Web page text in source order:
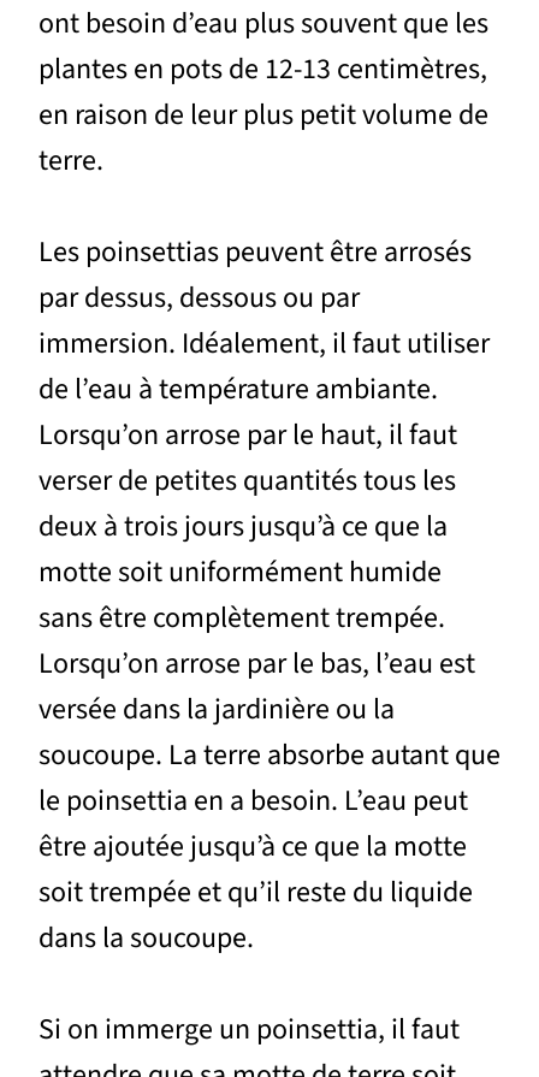
ont besoin d’eau plus souvent que les
plantes en pots de 12-13 centimètres,
en raison de leur plus petit volume de
terre.
Les poinsettias peuvent être arrosés
par dessus, dessous ou par
immersion. Idéalement, il faut utiliser
de l’eau à température ambiante.
Lorsqu’on arrose par le haut, il faut
verser de petites quantités tous les
deux à trois jours jusqu’à ce que la
motte soit uniformément humide
sans être complètement trempée.
Lorsqu’on arrose par le bas, l’eau est
versée dans la jardinière ou la
soucoupe. La terre absorbe autant que
le poinsettia en a besoin. L’eau peut
être ajoutée jusqu’à ce que la motte
soit trempée et qu’il reste du liquide
dans la soucoupe.
Si on immerge un poinsettia, il faut